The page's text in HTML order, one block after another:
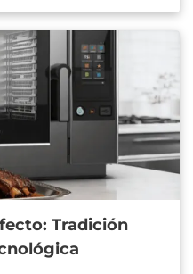
Tradición